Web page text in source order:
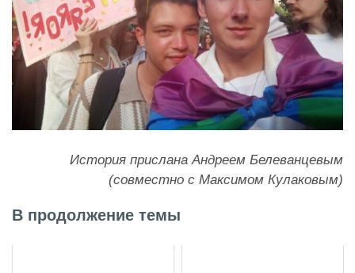
История прислана Андреем Белеванцевым
(совместно с Максимом Кулаковым)
В продолжение темы